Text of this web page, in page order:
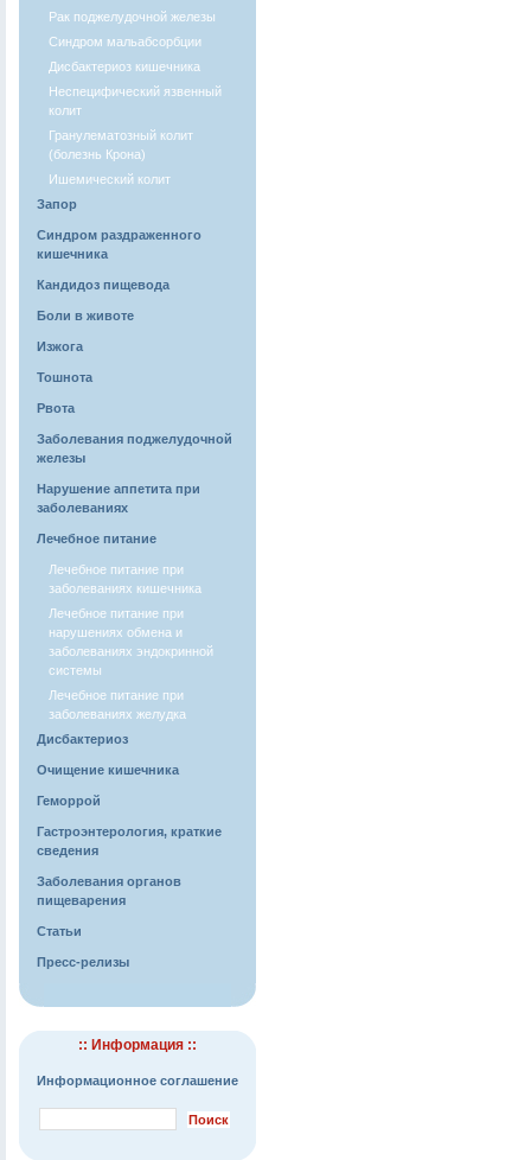
Рак поджелудочной железы
Синдром мальабсорбции
Дисбактериоз кишечника
Неспецифический язвенный
колит
Гранулематозный колит
(болезнь Крона)
Ишемический колит
Запор
Синдром раздраженного
кишечника
Кандидоз пищевода
Боли в животе
Изжога
Тошнота
Рвота
Заболевания поджелудочной
железы
Нарушение аппетита при
заболеваниях
Лечебное питание
Лечебное питание при
заболеваниях кишечника
Лечебное питание при
нарушениях обмена и
заболеваниях эндокринной
системы
Лечебное питание при
заболеваниях желудка
Дисбактериоз
Очищение кишечника
Геморрой
Гастроэнтерология, краткие
сведения
Заболевания органов
пищеварения
Статьи
Пресс-релизы
:: Информация ::
Информационное соглашение